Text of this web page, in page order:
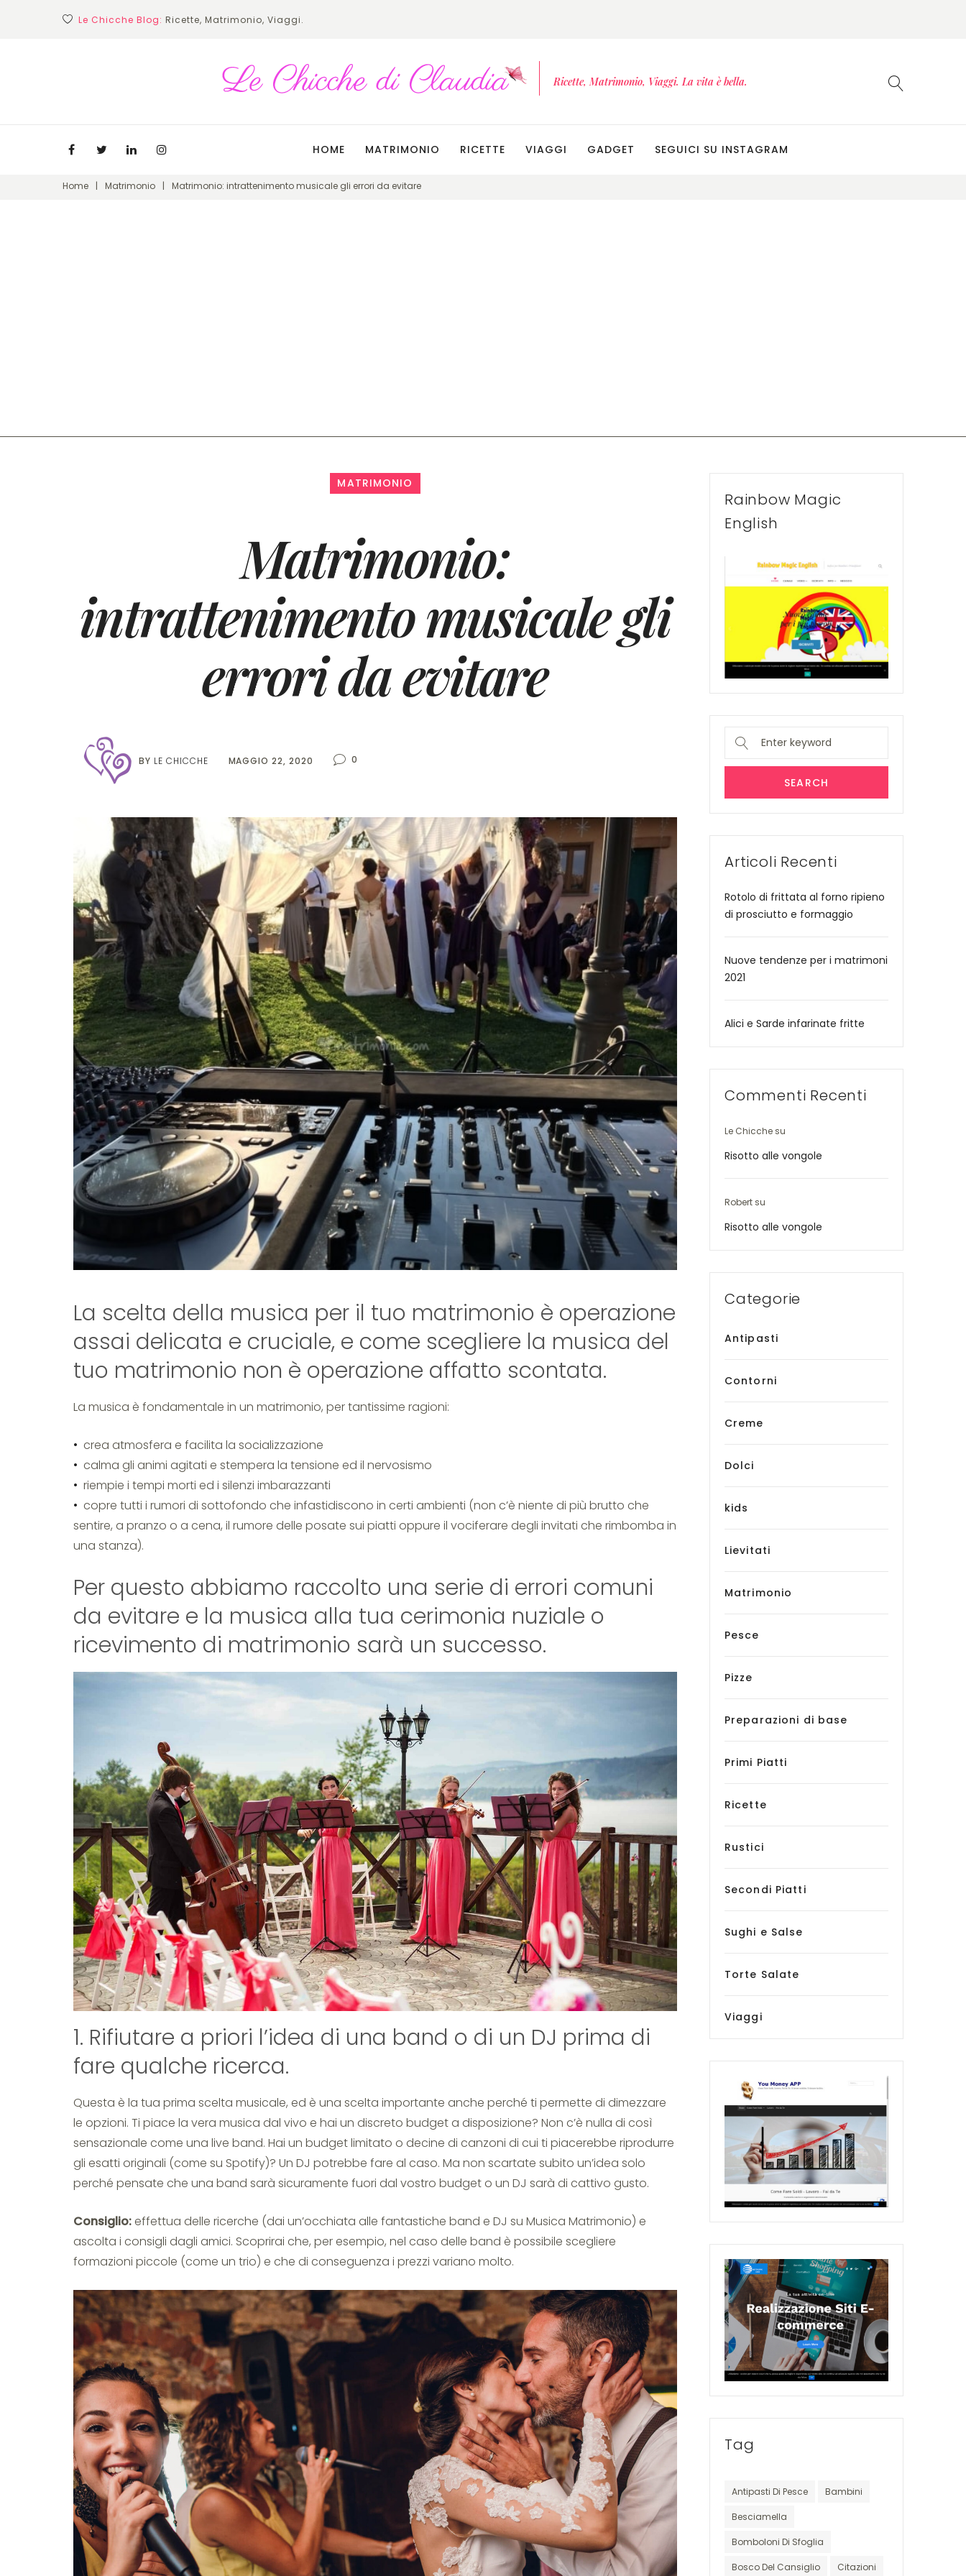
Le Chicche Blog: Ricette, Matrimonio, Viaggi.
Ricette, Matrimonio, Viaggi. La vita è bella.
HOME MATRIMONIO RICETTE VIAGGI GADGET SEGUICI SU INSTAGRAM
Home | Matrimonio | Matrimonio: intrattenimento musicale gli errori da evitare
MATRIMONIO
Matrimonio:
intrattenimento musicale gli
errori da evitare
BY LE CHICCHE MAGGIO 22, 2020 0
La scelta della musica per il tuo matrimonio è operazione
assai delicata e cruciale, e come scegliere la musica del
tuo matrimonio non è operazione affatto scontata.
La musica è fondamentale in un matrimonio, per tantissime ragioni:
crea atmosfera e facilita la socializzazione
calma gli animi agitati e stempera la tensione ed il nervosismo
riempie i tempi morti ed i silenzi imbarazzanti
copre tutti i rumori di sottofondo che infastidiscono in certi ambienti (non c’è niente di più brutto che
sentire, a pranzo o a cena, il rumore delle posate sui piatti oppure il vociferare degli invitati che rimbomba in
una stanza).
Per questo abbiamo raccolto una serie di errori comuni
da evitare e la musica alla tua cerimonia nuziale o
ricevimento di matrimonio sarà un successo.
1. Rifiutare a priori l’idea di una band o di un DJ prima di
fare qualche ricerca.
Questa è la tua prima scelta musicale, ed è una scelta importante anche perché ti permette di dimezzare
le opzioni. Ti piace la vera musica dal vivo e hai un discreto budget a disposizione? Non c’è nulla di così
sensazionale come una live band. Hai un budget limitato o decine di canzoni di cui ti piacerebbe riprodurre
gli esatti originali (come su Spotify)? Un DJ potrebbe fare al caso. Ma non scartate subito un’idea solo
perché pensate che una band sarà sicuramente fuori dal vostro budget o un DJ sarà di cattivo gusto.
Consiglio:effettua delle ricerche (dai un’occhiata alle fantastiche band e DJ su Musica Matrimonio) e
ascolta i consigli dagli amici. Scoprirai che, per esempio, nel caso delle band è possibile scegliere
formazioni piccole (come un trio) e che di conseguenza i prezzi variano molto.
Rainbow Magic
English
Search
SEARCH
Articoli Recenti
Rotolo di frittata al forno ripieno
di prosciutto e formaggio
Nuove tendenze per i matrimoni
2021
Alici e Sarde infarinate fritte
Commenti Recenti
Le Chicche su
Risotto alle vongole
Robert su
Risotto alle vongole
Categorie
Antipasti
Contorni
Creme
Dolci
kids
Lievitati
Matrimonio
Pesce
Pizze
Preparazioni di base
Primi Piatti
Ricette
Rustici
Secondi Piatti
Sughi e Salse
Torte Salate
Viaggi
Tag
Antipasti Di Pesce Bambini
Besciamella
Bomboloni Di Sfoglia
Bosco Del Cansiglio Citazioni